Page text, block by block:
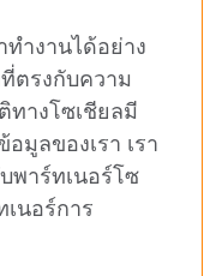
ทำงานได้อย่าง
ตรงกับความ
ทางโซเชียลมี
อมูลของเรา เรา
พาร์ทเนอร์โซ
นอร์การ